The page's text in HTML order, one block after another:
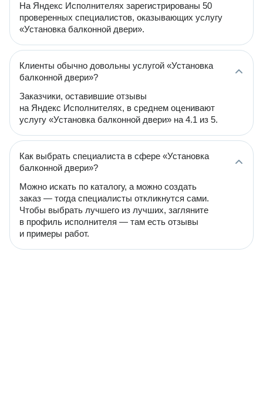
На Яндекс Исполнителях зарегистрированы 50
проверенных специалистов, оказывающих услугу
«Установка балконной двери».
Клиенты обычно довольны услугой «Установка
балконной двери»?
Заказчики, оставившие отзывы
на Яндекс Исполнителях, в среднем оценивают
услугу «Установка балконной двери» на 4.1 из 5.
Как выбрать специалиста в сфере «Установка
балконной двери»?
Можно искать по каталогу, а можно создать
заказ — тогда специалисты откликнутся сами.
Чтобы выбрать лучшего из лучших, загляните
в профиль исполнителя — там есть отзывы
и примеры работ.